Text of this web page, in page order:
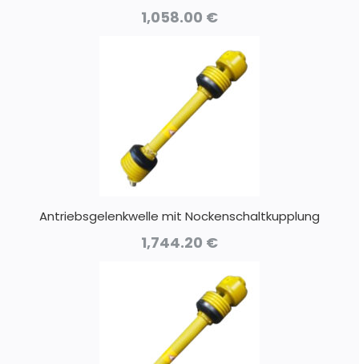
1,058.00 €
Antriebsgelenkwelle mit Nockenschaltkupplung
1,744.20 €